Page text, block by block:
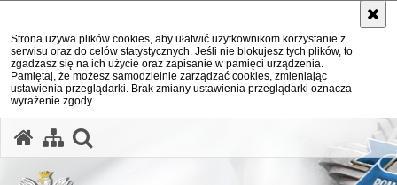
Strona używa plików cookies, aby ułatwić użytkownikom korzystanie z
serwisu oraz do celów statystycznych. Jeśli nie blokujesz tych plików, to
zgadzasz się na ich użycie oraz zapisanie w pamięci urządzenia.
Pamiętaj, że możesz samodzielnie zarządzać cookies, zmieniając
ustawienia przeglądarki. Brak zmiany ustawienia przeglądarki oznacza
wyrażenie zgody.